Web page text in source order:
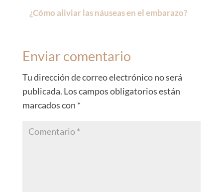
¿Cómo aliviar las náuseas en el embarazo?
Enviar comentario
Tu dirección de correo electrónico no será
publicada. Los campos obligatorios están
marcados con *